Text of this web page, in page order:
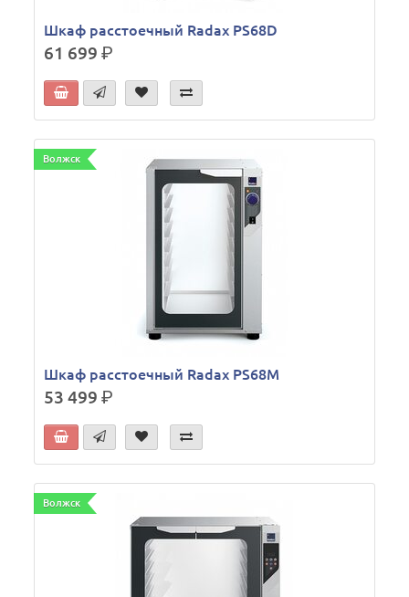
Шкаф расстоечный Radax PS68D
61 699р.
Волжск
Шкаф расстоечный Radax PS68M
53 499р.
Волжск